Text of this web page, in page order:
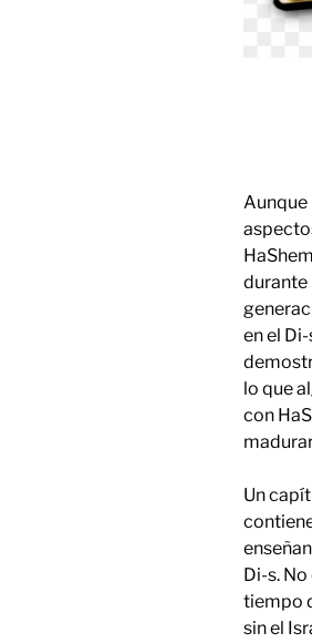
Aunque
durante
en el
lo que
con
Un
Di-s.
tiempo
sin el